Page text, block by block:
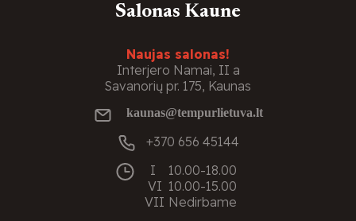
Salonas Kaune
Naujas salonas!
Interjero Namai, II a
Savanorių pr. 175, Kaunas
kaunas@tempurlietuva.lt
+370 656 45144
I
10.00-18.00
VI 10.00-15.00
VII Nedirbame